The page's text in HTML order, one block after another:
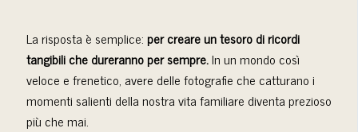
La risposta è semplice:per creare un tesoro di ricordi
tangibili che dureranno per sempre.In un mondo così
veloce e frenetico, avere delle fotografie che catturano i
momenti salienti della nostra vita familiare diventa prezioso
più che mai.